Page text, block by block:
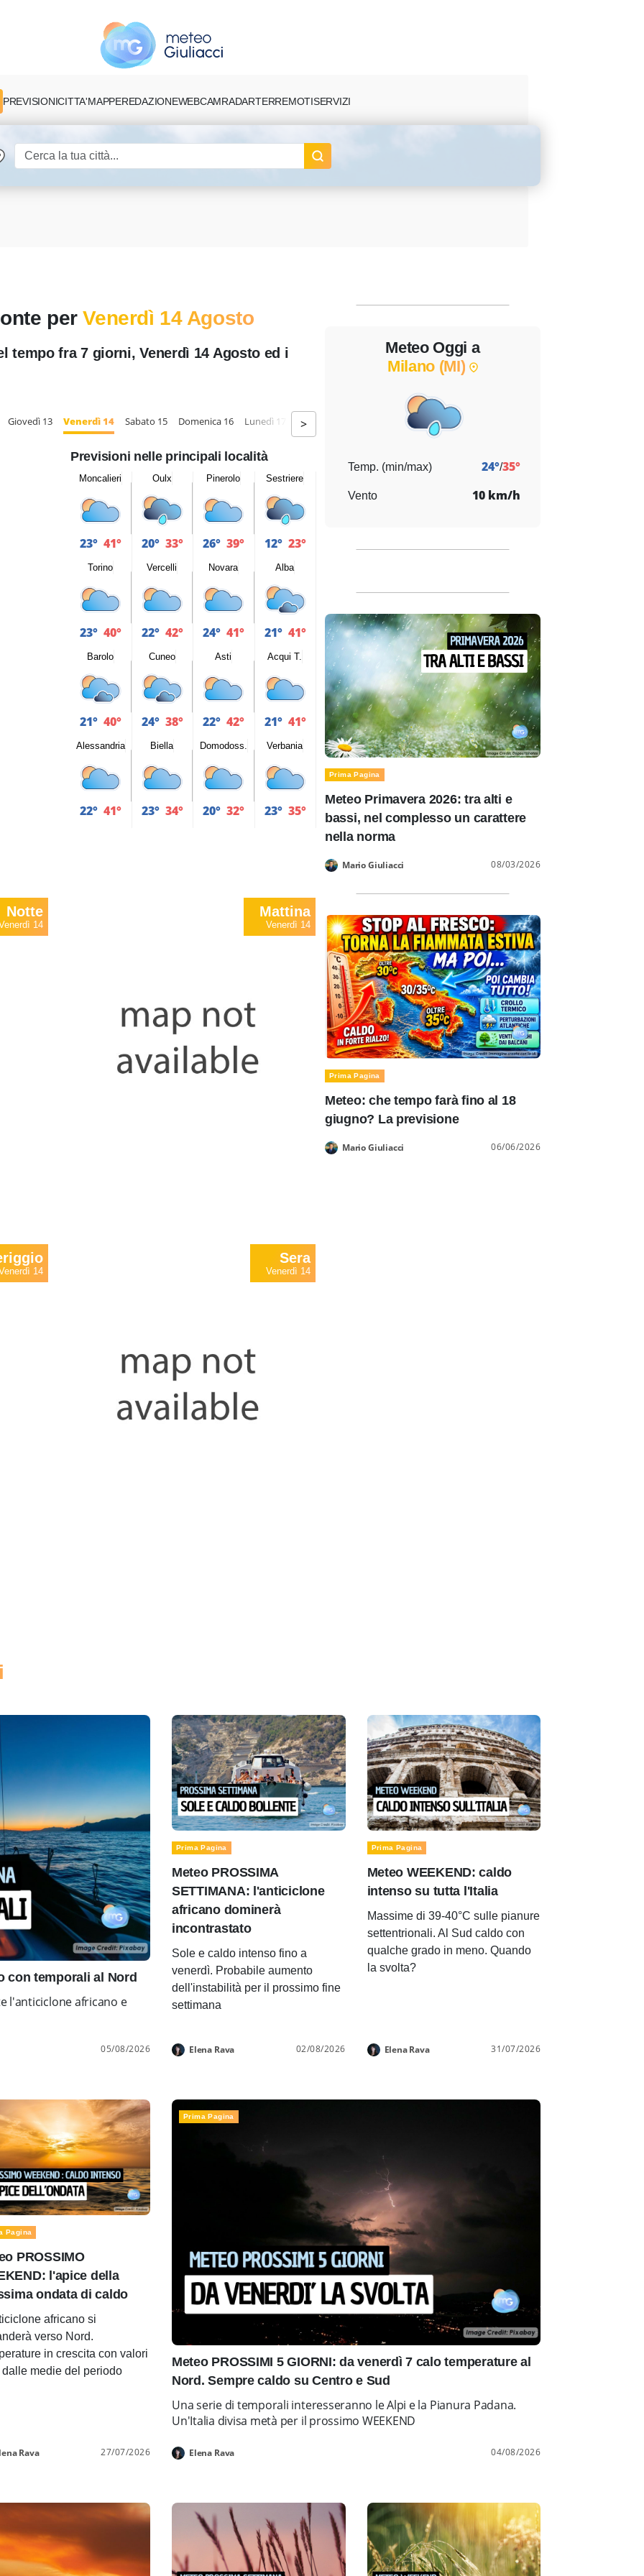
PREVISIONICITTA'MAPPEREDAZIONEWEBCAMRADARTERREMOTISERVIZI
perVenerdì 14 Agosto
tempo fra 7 giorni, Venerdì 14 Agosto ed i
Giovedì 13 Venerdì 14 Sabato 15 Domenica 16 Lunedì 17 Martedì 18 Mercoledì 19 Giovedì 20
>
Previsioni nelle principali località
Moncalieri
23° 41°
Oulx
20° 33°
Pinerolo
26° 39°
Sestriere
12° 23°
Torino
23° 40°
Vercelli
22° 42°
Novara
24° 41°
Alba
21° 41°
Barolo
21° 40°
Cuneo
24° 38°
Asti
22° 42°
Acqui T.
21° 41°
Alessandria
22° 41°
Biella
23° 34°
Domodoss.
20° 32°
Verbania
23° 35°
Notte
14
Mattina
Venerdì 14
14
Sera
Venerdì 14
Meteo Oggi a
Milano (MI)
Temp. (min/max) 24°/35°
Vento 10 km/h
Prima Pagina
Meteo Primavera 2026: tra alti e
bassi, nel complesso un carattere
nella norma
Mario Giuliacci 08/03/2026
Prima Pagina
Meteo: che tempo farà fino al 18
giugno? La previsione
Mario Giuliacci 06/06/2026
con temporali al Nord
l'anticiclone africano e
05/08/2026
Prima Pagina
Meteo PROSSIMA
SETTIMANA: l'anticiclone
africano dominerà
incontrastato
Sole e caldo intenso fino a
venerdì. Probabile aumento
dell'instabilità per il prossimo fine
settimana
Elena Rava 02/08/2026
Prima Pagina
Meteo WEEKEND: caldo
intenso su tutta l'Italia
Massime di 39-40°C sulle pianure
settentrionali. Al Sud caldo con
qualche grado in meno. Quando
la svolta?
Elena Rava 31/07/2026
Pagina
PROSSIMO
l'apice della
ondata di caldo
africano si
verso Nord.
in crescita con valori
medie del periodo
Rava 27/07/2026
Prima Pagina
Meteo PROSSIMI 5 GIORNI: da venerdì 7 calo temperature al
Nord. Sempre caldo su Centro e Sud
Una serie di temporali interesseranno le Alpi e la Pianura Padana.
Un'Italia divisa metà per il prossimo WEEKEND
Elena Rava 04/08/2026